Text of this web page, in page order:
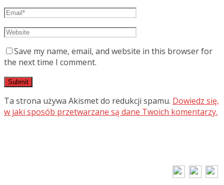
Save my name, email, and website in this browser for
the next time I comment.
Ta strona używa Akismet do redukcji spamu. Dowiedz się,
w jaki sposób przetwarzane są dane Twoich komentarzy.